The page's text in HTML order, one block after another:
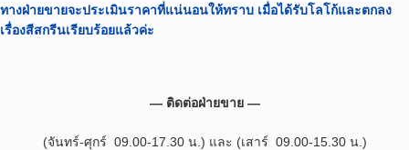
ทางฝ่ายขายจะประเมินราคาที่แน่นอนให้ทราบ เมื่อได้รับโลโก้และตกลง
เรื่องสีสกรีนเรียบร้อยแล้วค่ะ
— ติดต่อฝ่ายขาย —
(จันทร์-ศุกร์ 09.00-17.30 น.) และ (เสาร์ 09.00-15.30 น.)